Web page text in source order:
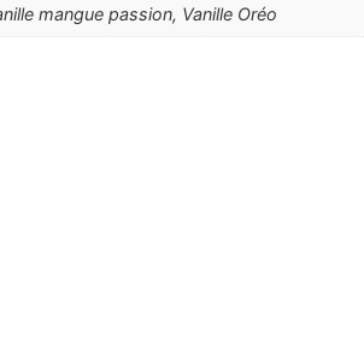
mangue passion, Vanille Oréo